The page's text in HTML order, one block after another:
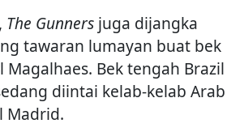
The Gunners juga dijangka
tawaran lumayan buat bek
Bek tengah Brazil
diintai kelab-kelab Arab
Madrid.